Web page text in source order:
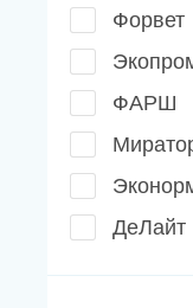
Форвет
ФАРШ
ДеЛайт